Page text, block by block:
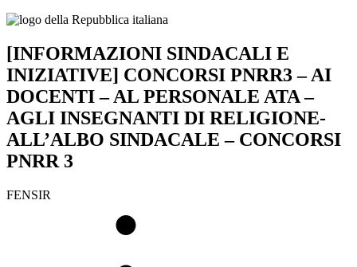
[INFORMAZIONI SINDACALI E
INIZIATIVE] CONCORSI PNRR3 – AI
DOCENTI – AL PERSONALE ATA –
AGLI INSEGNANTI DI RELIGIONE-
ALL’ALBO SINDACALE – CONCORSI
PNRR 3
FENSIR